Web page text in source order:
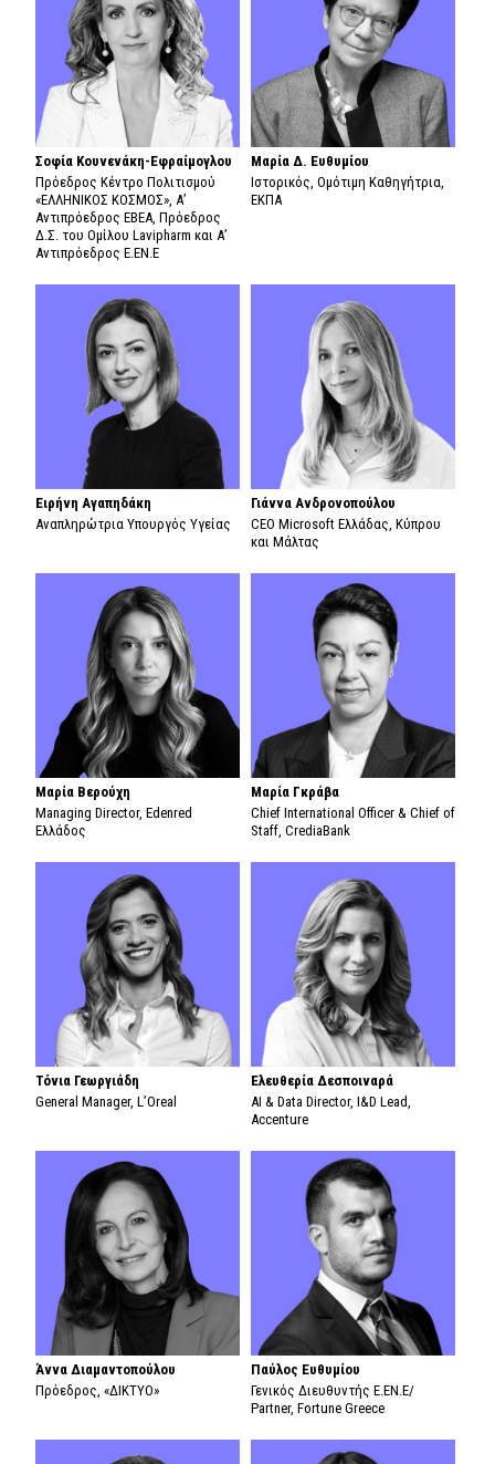
Σοφία Κουνενάκη-Εφραίμογλου
Πρόεδρος Κέντρο Πολιτισμού
«ΕΛΛΗΝΙΚΟΣ ΚΟΣΜΟΣ», Α’
Αντιπρόεδρος ΕΒΕΑ, Πρόεδρος
Δ.Σ. του Ομίλου Lavipharm και Α’
Αντιπρόεδρος Ε.ΕΝ.Ε
Μαρία Δ. Ευθυμίου
Ιστορικός, Ομότιμη Καθηγήτρια,
ΕΚΠΑ
Ειρήνη Αγαπηδάκη
Αναπληρώτρια Υπουργός Υγείας
Γιάννα Ανδρονοπούλου
CEO Microsoft Ελλάδας, Κύπρου
και Μάλτας
Μαρία Βερούχη
Managing Director, Edenred
Ελλάδος
Μαρία Γκράβα
Chief International Officer & Chief of
Staff, CrediaBank
Τόνια Γεωργιάδη
General Manager, L’Oreal
Ελευθερία Δεσποιναρά
AI & Data Director, I&D Lead,
Accenture
Άννα Διαμαντοπούλου
Πρόεδρος, «ΔΙΚΤΥΟ»
Παύλος Ευθυμίου
Γενικός Διευθυντής Ε.ΕΝ.Ε/
Partner, Fortune Greece